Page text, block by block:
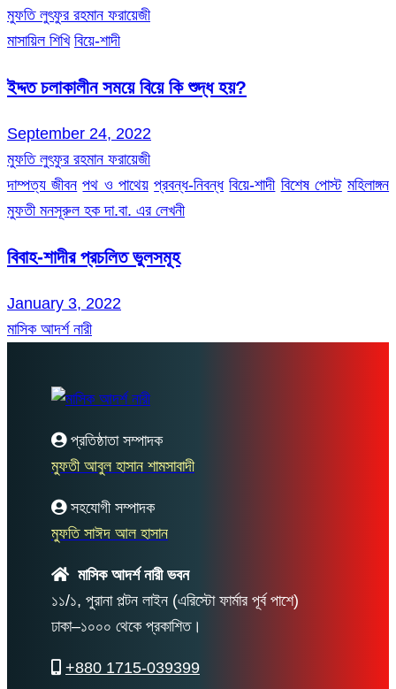
মুফতি লুৎফুর রহমান ফরায়েজী
মাসায়িল শিখি বিয়ে-শাদী
ইদ্দত চলাকালীন সময়ে বিয়ে কি শুদ্ধ হয়?
September 24, 2022
মুফতি লুৎফুর রহমান ফরায়েজী
দাম্পত্য জীবন পথ ও পাথেয় প্রবন্ধ-নিবন্ধ বিয়ে-শাদী বিশেষ পোস্ট মহিলাঙ্গন
মুফতী মনসূরুল হক দা.বা. এর লেখনী
বিবাহ-শাদীর প্রচলিত ভুলসমূহ
January 3, 2022
মাসিক আদর্শ নারী
প্রতিষ্ঠাতা সম্পাদক
মুফতী আবুল হাসান শামসাবাদী
সহযোগী সম্পাদক
মুফতি সাঈদ আল হাসান
মাসিক আদর্শ নারী ভবন
১১/১, পুরানা পল্টন লাইন (এরিস্টো ফার্মার পূর্ব পাশে)
ঢাকা–১০০০ থেকে প্রকাশিত।
+880 1715-039399